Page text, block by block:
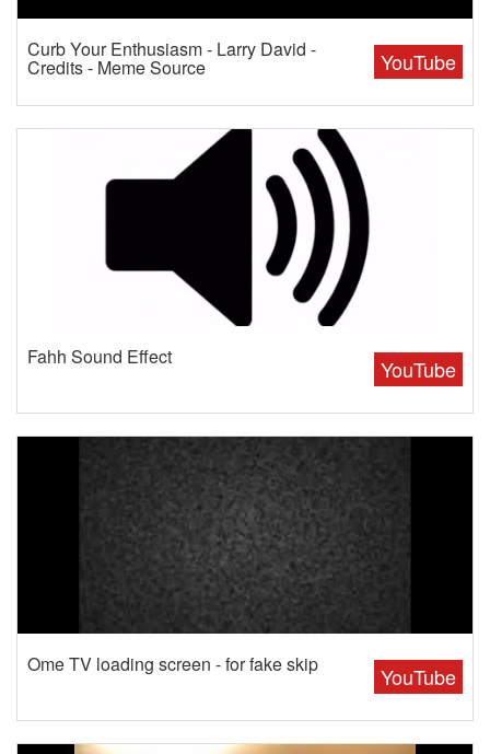
YouTube
Curb Your Enthusiasm - Larry David -
Credits - Meme Source
YouTube
Fahh Sound Effect
YouTube
Ome TV loading screen - for fake skip